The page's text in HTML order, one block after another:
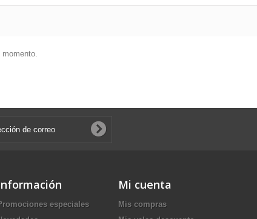
especiales
Mi cuenta
Mis compras